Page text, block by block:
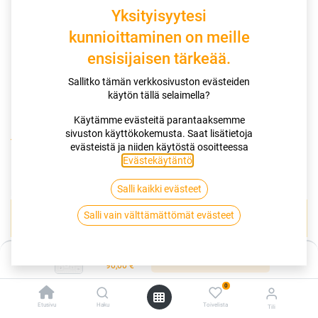
90,00€
Etusivu Haku
0
Toivelista Tili
Kauppa 165/60R14 75T VIKING CITYTECH II
165/60R14 75T VIKING CITYTECH II
Tuotekoodi:274784
Tällä tuotteella ei ole kelvollista yhdistelmää.
Yksityisyytesi
kunnioittaminen on meille
ensisijaisen tärkeää.
Sallitko tämän verkkosivuston evästeiden
käytön tällä selaimella?
Käytämme evästeitä parantaaksemme
sivuston käyttökokemusta. Saat lisätietoja
evästeistä ja niiden käytöstä osoitteessa
Evästekäytäntö
Salli kaikki evästeet
Salli vain välttämättömät evästeet